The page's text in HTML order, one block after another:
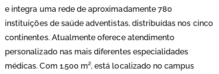
e integra uma rede de aproximadamente 780
instituições de saúde adventistas, distribuídas nos cinco
continentes. Atualmente oferece atendimento
personalizado nas mais diferentes especialidades
médicas. Com 1.500 m², está localizado no campus